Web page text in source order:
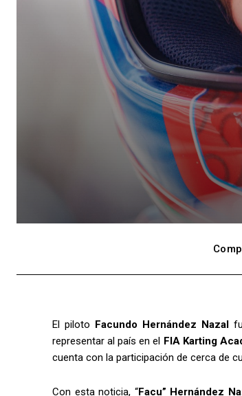
El piloto Facundo Hernández Nazal
representar al país en el FIA Karting
cuenta con la participación de cerca de
Con esta noticia, “Facu” Hernández